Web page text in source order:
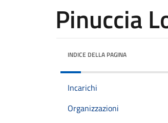
Pinuccia
INDICE DELLA PAGINA
Incarichi
Organizzazioni